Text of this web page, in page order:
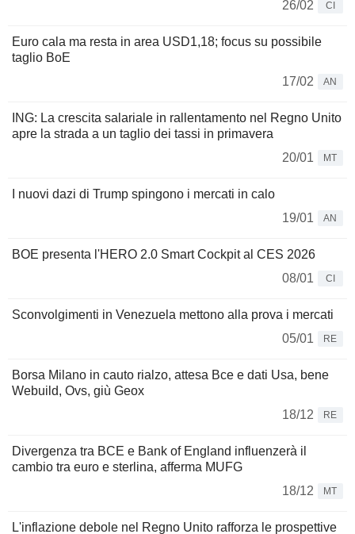
26/02
CI
Euro cala ma resta in area USD1,18; focus su possibile
taglio BoE
17/02
AN
ING: La crescita salariale in rallentamento nel Regno Unito
apre la strada a un taglio dei tassi in primavera
20/01
MT
I nuovi dazi di Trump spingono i mercati in calo
19/01
AN
BOE presenta l'HERO 2.0 Smart Cockpit al CES 2026
08/01
CI
Sconvolgimenti in Venezuela mettono alla prova i mercati
05/01
RE
Borsa Milano in cauto rialzo, attesa Bce e dati Usa, bene
Webuild, Ovs, giù Geox
18/12
RE
Divergenza tra BCE e Bank of England influenzerà il
cambio tra euro e sterlina, afferma MUFG
18/12
MT
L'inflazione debole nel Regno Unito rafforza le prospettive